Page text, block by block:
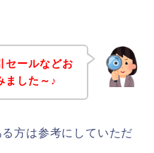
セールなどお
ました～♪
方は参考にしていただ